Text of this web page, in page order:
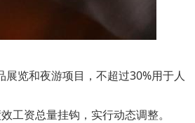
展览和夜游项目，不超过30%用于人
工资总量挂钩，实行动态调整。